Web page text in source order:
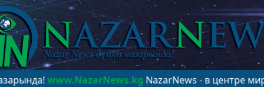
www.NazarNews.kgNazarNews - в центре мирового